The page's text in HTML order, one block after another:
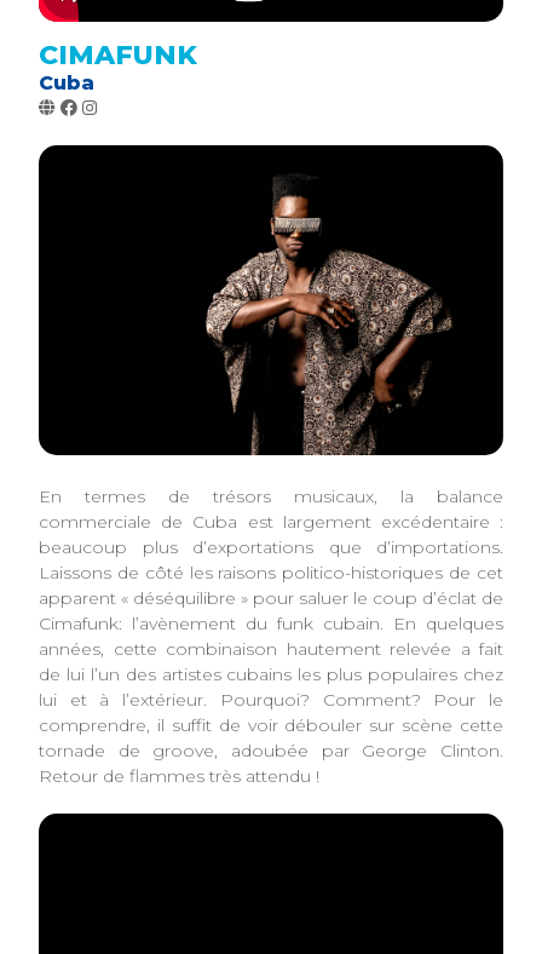
CIMAFUNK
Cuba
En termes de trésors musicaux, la balance
commerciale de Cuba est largement excédentaire :
beaucoup plus d’exportations que d’importations.
Laissons de côté les raisons politico-historiques de cet
apparent « déséquilibre » pour saluer le coup d’éclat de
Cimafunk: l’avènement du funk cubain. En quelques
années, cette combinaison hautement relevée a fait
de lui l’un des artistes cubains les plus populaires chez
lui et à l’extérieur. Pourquoi? Comment? Pour le
comprendre, il suffit de voir débouler sur scène cette
tornade de groove, adoubée par George Clinton.
Retour de flammes très attendu !